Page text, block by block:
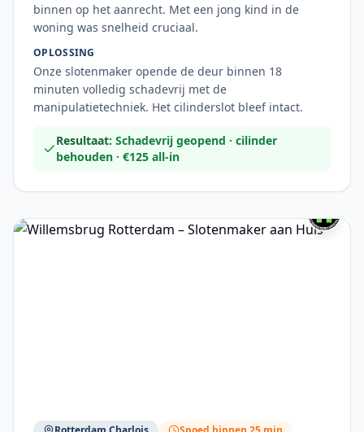
binnen op het aanrecht. Met een jong kind in de
woning was snelheid cruciaal.
OPLOSSING
Onze slotenmaker opende de deur binnen 18
minuten volledig schadevrij met de
manipulatietechniek. Het cilinderslot bleef intact.
Resultaat: Schadevrij geopend · cilinder
behouden · €125 all-in